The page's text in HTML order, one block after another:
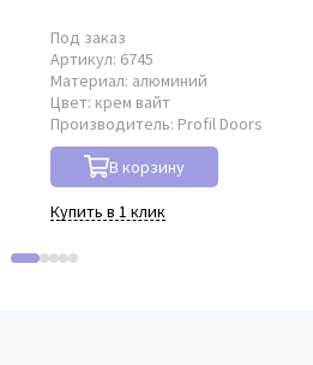
Под заказ
Артикул: 6745
Материал: алюминий
Цвет: крем вайт
Производитель: Profil Doors
В корзину
Купить в 1 клик